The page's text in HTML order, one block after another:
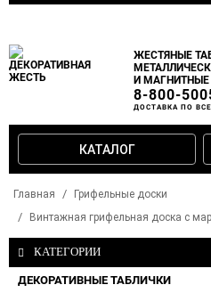
ЖЕСТЯНЫЕ
И МАГНИТНЫЕ
8-800-
ДОСТАВКА ПО
КАТАЛОГ
Главная
Грифельные доски
Винтажная грифельная доска с
КАТЕГОРИИ
ДЕКОРАТИВНЫЕ ТАБЛИЧКИ